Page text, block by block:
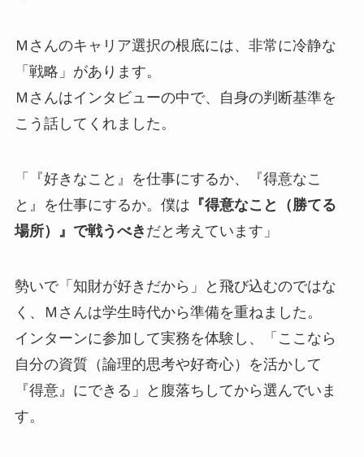
Ｍさんのキャリア選択の根底には、非常に冷静な
「戦略」があります。
Ｍさんはインタビューの中で、自身の判断基準を
こう話してくれました。
「『好きなこと』を仕事にするか、『得意なこ
と』を仕事にするか。僕は 『得意なこと（勝てる
場所）』で戦うべき だと考えています」
勢いで「知財が好きだから」と飛び込むのではな
く、Ｍさんは学生時代から準備を重ねました。
インターンに参加して実務を体験し、「ここなら
自分の資質（論理的思考や好奇心）を活かして
『得意』にできる」と腹落ちしてから選んでいま
す。